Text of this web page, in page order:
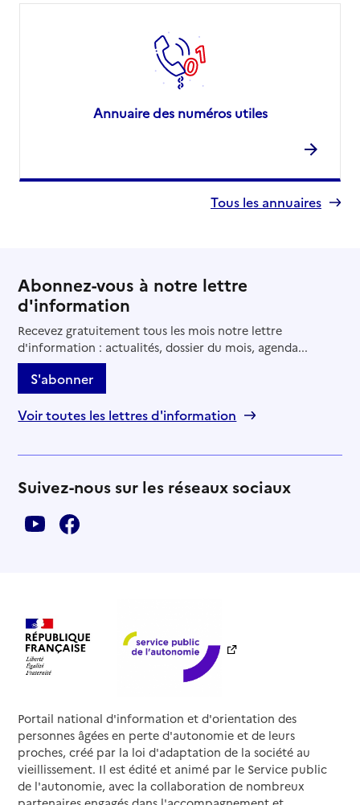
Annuaire des numéros utiles
Tous les annuaires
Abonnez-vous à notre lettre
d'information
Recevez gratuitement tous les mois notre lettre
d'information : actualités, dossier du mois, agenda...
S'abonner
Voir toutes les lettres d'information
Suivez-nous sur les réseaux sociaux
Portail national d'information et d'orientation des
personnes âgées en perte d'autonomie et de leurs
proches, créé par la loi d'adaptation de la société au
vieillissement. Il est édité et animé par le Service public
de l'autonomie, avec la collaboration de nombreux